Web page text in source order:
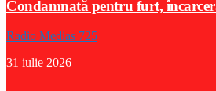
Condamnată pentru furt,
Radio Medias 725
31 iulie 2026